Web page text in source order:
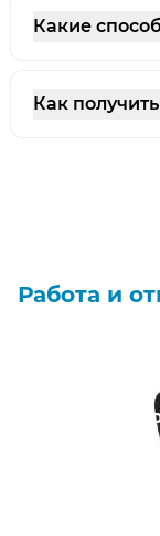
Какие
Как
Работа и
ПАО «НК